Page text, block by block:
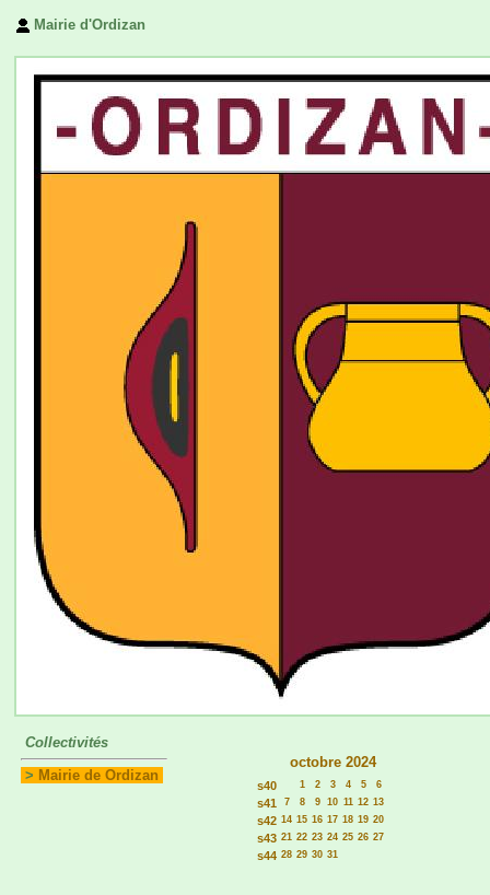
Mairie d'Ordizan
Collectivités
> Mairie de Ordizan
octobre 2024
s40 1 2 3 4 5 6
s41 7 8 9 10 11 12 13
s42 14 15 16 17 18 19 20
s43 21 22 23 24 25 26 27
s44 28 29 30 31